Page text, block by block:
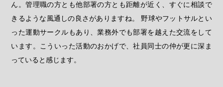
ん。管理職の方とも他部署の方とも距離が近く、すぐに相談で
きるような風通しの良さがありますね。 野球やフットサルとい
った運動サークルもあり、業務外でも部署を越えた交流をして
います。こういった活動のおかげで、社員同士の仲が更に深ま
っていると感じます。